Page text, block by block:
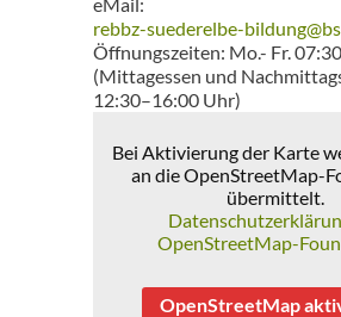
rebbz-suederelbe-
Öffnungszeiten: Mo.- Fr.
(Mittagessen und
12:30–16:00 Uhr)
Bei Aktivierung der Karte
an die OpenStreetMap-
übermittelt.
OpenStreetMap-
OpenStreetMap